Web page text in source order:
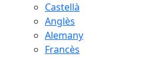
Castellà
Anglès
Alemany
Francès